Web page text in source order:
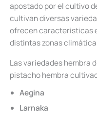
apostado por el cultivo
cultivan diversas
ofrecen características
distintas zonas
Las variedades hembra
pistacho hembra
Aegina
Larnaka